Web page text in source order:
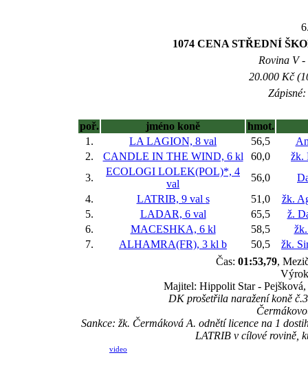
1074 CENA STŘEDNÍ
Rovina V
20.000 Kč
poř. jméno koně
hmot.
1.
LA LAGION, 8 val 56,5
2.
CANDLE IN THE WIND, 6 kl 60,0
žk.
3.
ECOLOGI LOLEK(POL)*, 4
val
56,0
4.
LATRIB, 9 val s 51,0
žk.
5.
LADAR, 6 val 65,5
ž.
6.
MACESHKA, 6 kl 58,5
7.
ALHAMRA(FR), 3 kl b 50,5
žk.
Čas: 01:53,79,
Majitel: Hippolit Star -
DK prošetřila naražení koně
Sankce: žk. Čermáková A. odnětí licence na 1
LATRIB v cílové rovině,
video